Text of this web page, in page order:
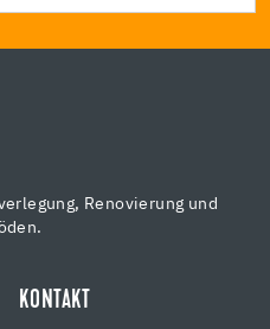
Renovierung und
KONTAKT